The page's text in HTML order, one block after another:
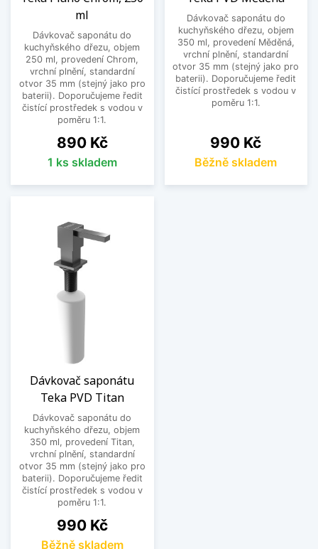
snadno kombinovat s různými typy kuchyňských
dřezů. Lze je sladit i s ostatními kuchyňskými
doplňky a bateriemi.
Vyberte si dávkovač saponátu do kuchyňského
dřezu, který zlepší organizaci prostoru a přinese
větší pohodlí při každodenním používání
kuchyně.
Zobrazit méně
ml
Dávkovač saponátu do
kuchyňského dřezu, objem
250 ml, provedení Chrom,
vrchní plnění, standardní
otvor 35 mm (stejný jako pro
baterii). Doporučujeme ředit
čistící prostředek s vodou v
poměru 1:1.
Cena
890 Kč
1 ks skladem
Dávkovač saponátu do
kuchyňského dřezu, objem
350 ml, provedení Měděná,
vrchní plnění, standardní
otvor 35 mm (stejný jako pro
baterii). Doporučujeme ředit
čistící prostředek s vodou v
poměru 1:1.
Cena
990 Kč
Běžně skladem
Dávkovač saponátu
Teka PVD Titan
Dávkovač saponátu do
kuchyňského dřezu, objem
350 ml, provedení Titan,
vrchní plnění, standardní
otvor 35 mm (stejný jako pro
baterii). Doporučujeme ředit
čistící prostředek s vodou v
poměru 1:1.
Cena
990 Kč
Běžně skladem